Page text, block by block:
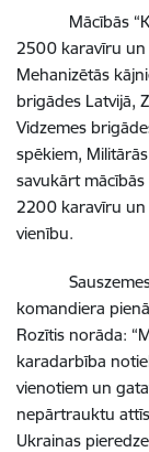
Mācībās
2500 karavīru un
Mehanizētās
brigādes Latvijā,
Vidzemes
spēkiem,
savukārt
2200 karavīru un
vienību.
Sauszemes
komandiera
Rozītis norāda:
karadarbība
vienotiem un
nepārtrauktu
Ukrainas